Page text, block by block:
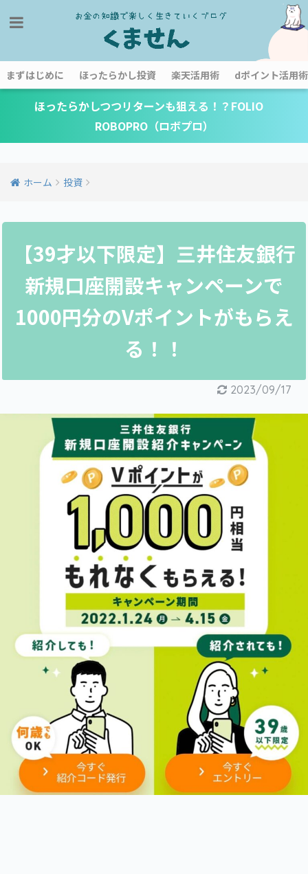
まずはじめに ほったらかし投資 楽天活用術 dポイント活用術
ほったらかしつつリターンも狙える！？FOLIO
ROBOPRO（ロボプロ）
ホーム 投資
【39才以下限定】三井住友銀行
新規口座開設キャンペーンで
1000円分のVポイントがもらえ
る！！
2023/09/17